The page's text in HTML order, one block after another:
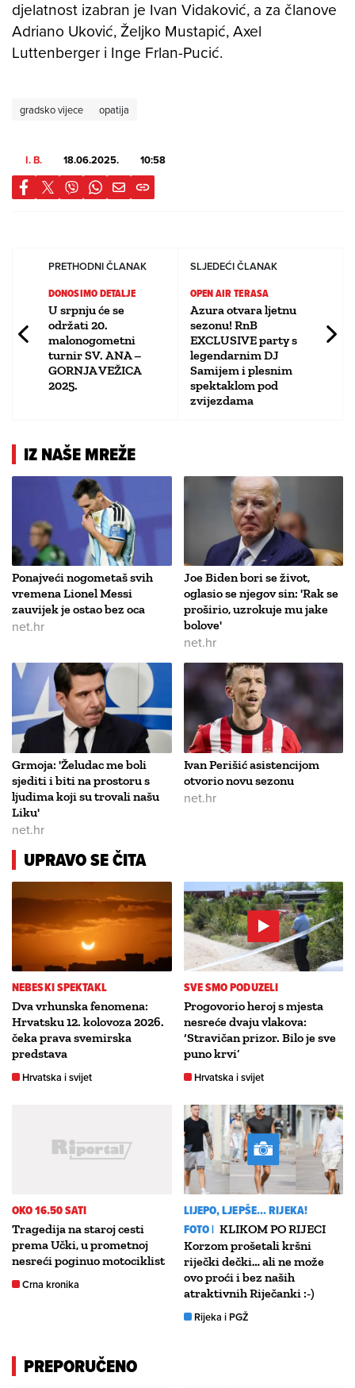
djelatnost izabran je Ivan Vidaković, a za članove
Adriano Uković, Željko Mustapić, Axel
Luttenberger i Inge Frlan-Pucić.
gradsko vijece opatija
I. B. 18.06.2025. 10:58
PRETHODNI ČLANAK
DONOSIMO DETALJE
U srpnju će se
održati 20.
malonogometni
turnir SV. ANA –
GORNJA VEŽICA
2025.
SLJEDEĆI ČLANAK
OPEN AIR TERASA
Azura otvara ljetnu
sezonu! RnB
EXCLUSIVE party s
legendarnim DJ
Samijem i plesnim
spektaklom pod
zvijezdama
IZ NAŠE MREŽE
Ponajveći nogometaš svih
vremena Lionel Messi
zauvijek je ostao bez oca
net.hr
Joe Biden bori se život,
oglasio se njegov sin: 'Rak se
proširio, uzrokuje mu jake
bolove'
net.hr
Grmoja: 'Želudac me boli
sjediti i biti na prostoru s
ljudima koji su trovali našu
Liku'
net.hr
Ivan Perišić asistencijom
otvorio novu sezonu
net.hr
UPRAVO SE ČITA
NEBESKI SPEKTAKL
Dva vrhunska fenomena:
Hrvatsku 12. kolovoza 2026.
čeka prava svemirska
predstava
Hrvatska i svijet
SVE SMO PODUZELI
Progovorio heroj s mjesta
nesreće dvaju vlakova:
‘Stravičan prizor. Bilo je sve
puno krvi’
Hrvatska i svijet
OKO 16.50 SATI
Tragedija na staroj cesti
prema Učki, u prometnoj
nesreći poginuo motociklist
Crna kronika
LIJEPO, LJEPŠE... RIJEKA!
FOTO | KLIKOM PO RIJECI
Korzom prošetali kršni
riječki dečki… ali ne može
ovo proći i bez naših
atraktivnih Riječanki :-)
Rijeka i PGŽ
PREPORUČENO